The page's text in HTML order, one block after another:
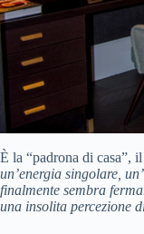
È la “padrona di casa”, il
un’energia singolare,
finalmente sembra
una insolita percezione